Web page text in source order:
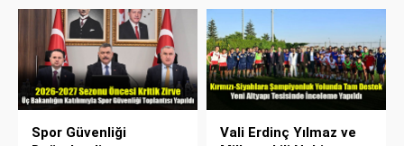
Spor Güvenliği
Vali Erdinç Yılmaz ve